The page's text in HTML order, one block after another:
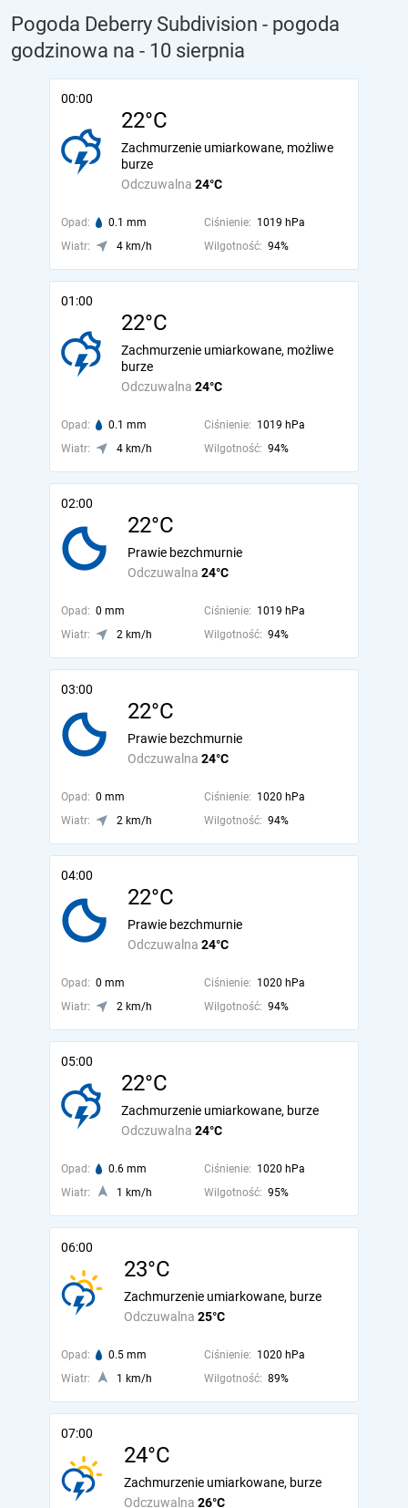
Pogoda Deberry Subdivision - pogoda
godzinowa na - 10 sierpnia
00:00
22°C
Odczuwalna 24°C
Zachmurzenie umiarkowane, możliwe
burze
Opad: 0.1 mm Ciśnienie: 1019 hPa
Wiatr:
4 km/h Wilgotność: 94%
01:00
22°C
Odczuwalna 24°C
Zachmurzenie umiarkowane, możliwe
burze
Opad: 0.1 mm Ciśnienie: 1019 hPa
Wiatr:
4 km/h Wilgotność: 94%
02:00
22°C
Odczuwalna 24°C
Prawie bezchmurnie
Opad: 0 mm Ciśnienie: 1019 hPa
Wiatr:
2 km/h Wilgotność: 94%
03:00
22°C
Odczuwalna 24°C
Prawie bezchmurnie
Opad: 0 mm Ciśnienie: 1020 hPa
Wiatr:
2 km/h Wilgotność: 94%
04:00
22°C
Odczuwalna 24°C
Prawie bezchmurnie
Opad: 0 mm Ciśnienie: 1020 hPa
Wiatr:
2 km/h Wilgotność: 94%
05:00
22°C
Odczuwalna 24°C
Zachmurzenie umiarkowane, burze
Opad: 0.6 mm Ciśnienie: 1020 hPa
Wiatr:
1 km/h Wilgotność: 95%
06:00
23°C
Odczuwalna 25°C
Zachmurzenie umiarkowane, burze
Opad: 0.5 mm Ciśnienie: 1020 hPa
Wiatr:
1 km/h Wilgotność: 89%
07:00
24°C
Odczuwalna 26°C
Zachmurzenie umiarkowane, burze